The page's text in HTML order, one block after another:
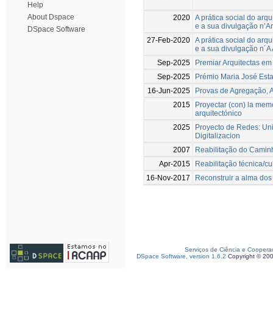
Help
About Dspace
DSpace Software
2020 A prática social do
e a sua divulgação
27-Feb-2020 A prática social do
e a sua divulgação
Sep-2025
Premiar Arquitectas
Sep-2025
Prémio Maria José
16-Jun-2025
Provas de Agregação,
2015
Proyectar (con) la
arquitectónico
2025
Proyecto de Redes:
Digitalizacion
2007
Reabilitação do
Apr-2015
Reabilitação técnica/
16-Nov-2017
Reconstruir a alma
Serviços de Ciência e
DSpace Software, version 1.6.2 Copyright ©